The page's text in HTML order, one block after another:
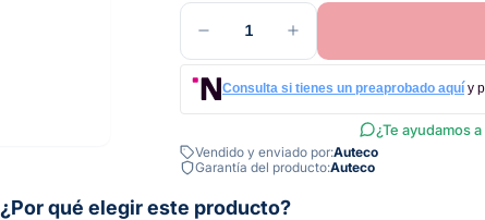
1
Consulta si tienes un preaprobado aquí y
¿Te ayudamos
Vendido y enviado por:Auteco
Garantía del producto:Auteco
¿Por qué elegir este producto?